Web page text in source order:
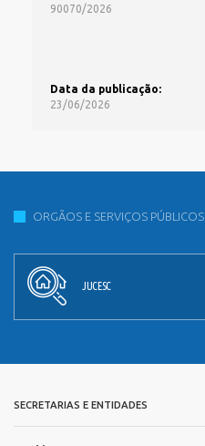
90070/2026
Data da publicação:
23/06/2026
ORGÃOS E SERVIÇOS PÚBLICOS
JUCESC
SECRETARIAS E ENTIDADES